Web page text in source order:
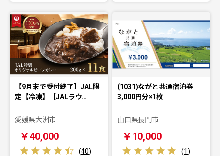
【9月末で受付終了】JAL限
定【冷凍】【JALラウ…
愛媛県大洲市
￥40,000
(40)
(1031)ながと共通宿泊券
3,000円分×1枚
山口県長門市
￥10,000
(1)